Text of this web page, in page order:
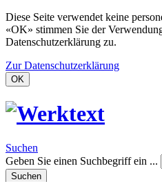
Diese Seite verwendet keine
«OK» stimmen Sie der
Datenschutzerklärung zu.
Zur Datenschutzerklärung
OK
Suchen
Geben Sie einen Suchbegriff ein ...
Suchen